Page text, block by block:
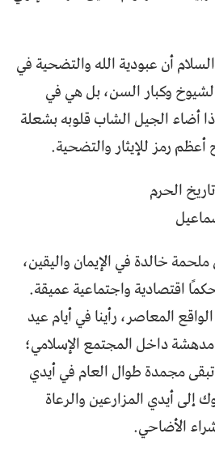
أن عبودية الله والتضحية في
وكبار السن، بل هي في
أضاء الجيل الشاب قلوبه بشعلة
رمز للإيثار والتضحية.
الحرم
خالدة في الإيمان واليقين،
اقتصادية واجتماعية عميقة.
المعاصر، رأينا في أيام عيد
داخل المجتمع الإسلامي؛
مجمدة طوال العام في أيدي
إلى أيدي المزارعين والرعاة
الأضاحي.